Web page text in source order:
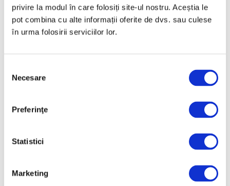
privire la modul în care folosiți site-ul nostru. Aceștia le
pot combina cu alte informații oferite de dvs. sau culese
în urma folosirii serviciilor lor.
consimțământului
Necesare
Preferinţe
Statistici
Marketing
Rămășițe de mamut, descoperite
31 Iulie 2026